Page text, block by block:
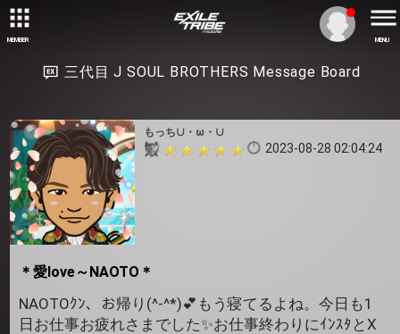
MEMBER MENU
三代目 J SOUL BROTHERS Message Board
もっち∪・ω・∪
2023-08-28 02:04:24
＊愛love～NAOTO＊
NAOTOｸﾝ、お帰り(^-^*)💕もう寝てるよね。今日も1
日お仕事お疲れさまでした✨お仕事終わりにｲﾝｽﾀとX